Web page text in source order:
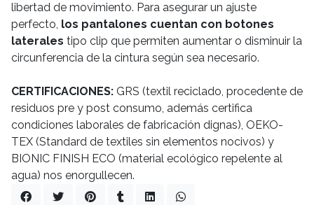
libertad de movimiento. Para asegurar un ajuste
perfecto, los pantalones cuentan con botones
laterales tipo clip que permiten aumentar o disminuir la
circunferencia de la cintura según sea necesario.
CERTIFICACIONES: GRS (textil reciclado, procedente de
residuos pre y post consumo, además certifica
condiciones laborales de fabricación dignas), OEKO-
TEX (Standard de textiles sin elementos nocivos) y
BIONIC FINISH ECO (material ecológico repelente al
agua) nos enorgullecen.